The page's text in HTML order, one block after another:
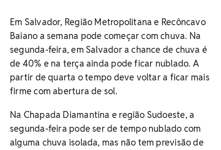
Em Salvador, Região Metropolitana e Recôncavo
Baiano a semana pode começar com chuva. Na
segunda-feira, em Salvador a chance de chuva é
de 40% e na terça ainda pode ficar nublado. A
partir de quarta o tempo deve voltar a ficar mais
firme com abertura de sol.
Na Chapada Diamantina e região Sudoeste, a
segunda-feira pode ser de tempo nublado com
alguma chuva isolada, mas não tem previsão de